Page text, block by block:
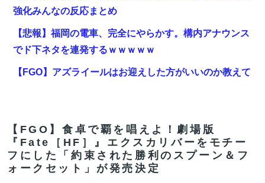
強化みんなの反応まとめ
【悲報】福岡の電車、完全にやらかす。構内アナウンス
でド下ネタを連発するｗｗｗｗｗ
【FGO】アズライールはお迎えした方がいいのか教えて
「住信SBI」が「ドコモの銀行」に変わってうんざりし
てるやつｗｗｗｗｗｗｗ
【FGO】水着玉藻 Fate/GrandOrderのイラスト紹介
【FGO】食卓で覇を唱えよ！劇場版
『Fate［HF］』エクスカリバーをモチー
フにした「約束された勝利のスプーン＆フ
ォークセット」が発売決定